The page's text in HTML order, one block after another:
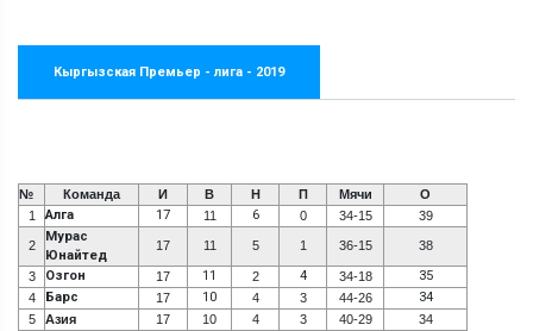
Кыргызская Премьер - лига - 2019
№ Команда И В Н П Мячи
О
1
Алга 17 11 6 0 34-15 39
2
Мурас
Юнайтед
17 11 5 1 36-15 38
3 Озгон 17 11 2 4 34-18 35
4 Барс 17 10 4 3 44-26 34
5 Азия 17 10 4 3 40-29
34